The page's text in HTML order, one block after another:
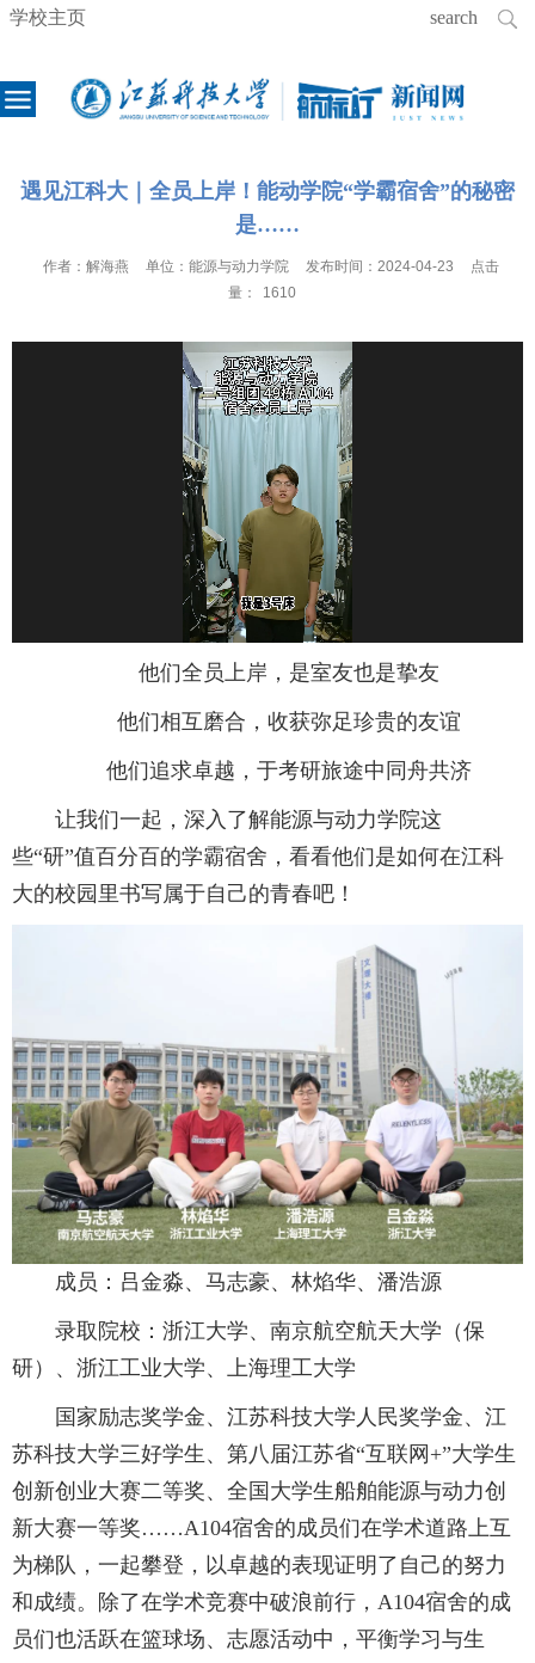
学校主页
遇见江科大｜全员上岸！能动学院“学霸宿舍”的秘密
是……
作者： 解海燕 单位： 能源与动力学院 发布时间： 2024-04-23
点击
量：
1610
他们全员上岸，是室友也是挚友
他们相互磨合，收获弥足珍贵的友谊
他们追求卓越，于考研旅途中同舟共济
让我们一起，深入了解能源与动力学院这
些“研”值百分百的学霸宿舍，看看他们是如何在江科
大的校园里书写属于自己的青春吧！
成员：吕金淼、马志豪、林焰华、潘浩源
录取院校：浙江大学、南京航空航天大学（保
研）、浙江工业大学、上海理工大学
国家励志奖学金、江苏科技大学人民奖学金、江
苏科技大学三好学生、第八届江苏省“互联网+”大学生
创新创业大赛二等奖、全国大学生船舶能源与动力创
新大赛一等奖……A104宿舍的成员们在学术道路上互
为梯队，一起攀登，以卓越的表现证明了自己的努力
和成绩。除了在学术竞赛中破浪前行，A104宿舍的成
员们也活跃在篮球场、志愿活动中，平衡学习与生